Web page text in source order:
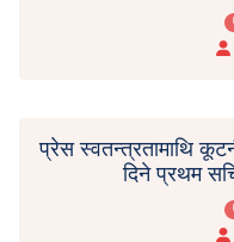
प्रेस स्वतन्त्रतामाथि
दिने प्रथम